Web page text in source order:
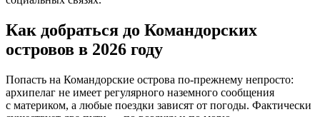
Как добраться до Командорских
островов в 2026 году
Попасть на Командорские острова по-прежнему непросто:
архипелаг не имеет регулярного наземного сообщения
с материком, а любые поездки зависят от погоды. Фактически